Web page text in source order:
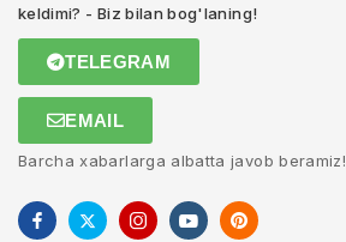
keldimi? - Biz bilan bog'laning!
TELEGRAM
EMAIL
Barcha xabarlarga albatta javob beramiz!